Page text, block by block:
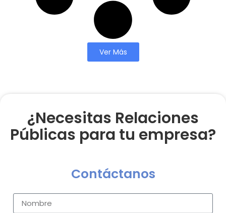
Ver Más
¿Necesitas Relaciones
Públicas para tu empresa?
Contáctanos